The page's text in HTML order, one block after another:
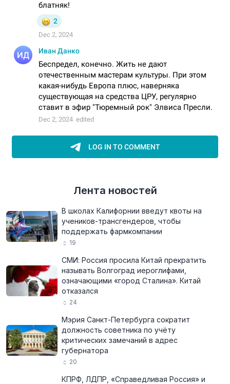
Лента новостей
В школах Калифорнии введут квоты на
учеников-трансгендеров, чтобы
поддержать фармкомпании
19
СМИ: Россия просила Китай прекратить
называть Волгоград иероглифами,
означающими «город Сталина». Китай
отказался
24
Мэрия Санкт-Петербурга сократит
должность советника по учёту
критических замечаний в адрес
губернатора
20
КПРФ, ЛДПР, «Справедливая Россия» и